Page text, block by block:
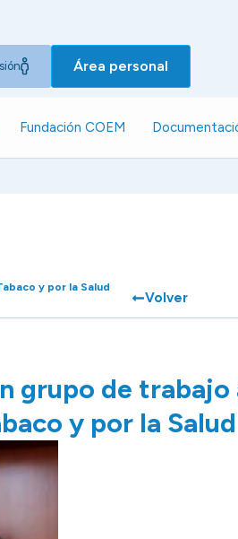
Área personal
Fundación COEM
y por la Salud
Volver
grupo de trabajo
y por la Salud